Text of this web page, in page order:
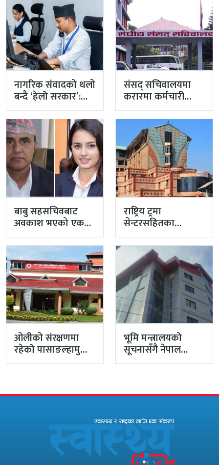
नागरिक संवादको थलो
बन्दै ‘हेलो सरकार’:
उजुरी र गुनासो
व्यवस्थापनमा…
संसद् सचिवालयमा
करारमा कर्मचारी
भर्नामा चलखेलको
आशंका, अन्तर्राष्ट्रिय
सम्मेलन केन्द्रले…
बाबु सहसचिवबाट
अवकाश भएको एक
वर्षपछि छोरी पुगिन्
सोही पदमा
राष्ट्रिय ट्रमा
सेन्टरसहितका
सरकारी
अस्पतालहरूमा
अत्यावश्यक स्वास्थ्य
उपकरण प्रयोगविहीन
ओलीको संरक्षणमा
रहेको पासाङल्हामु
पर्वतारोहण प्रतिष्ठान
भूमि मन्त्रालयको
सूचनासँगै नेपाल
चिकित्सक संघको